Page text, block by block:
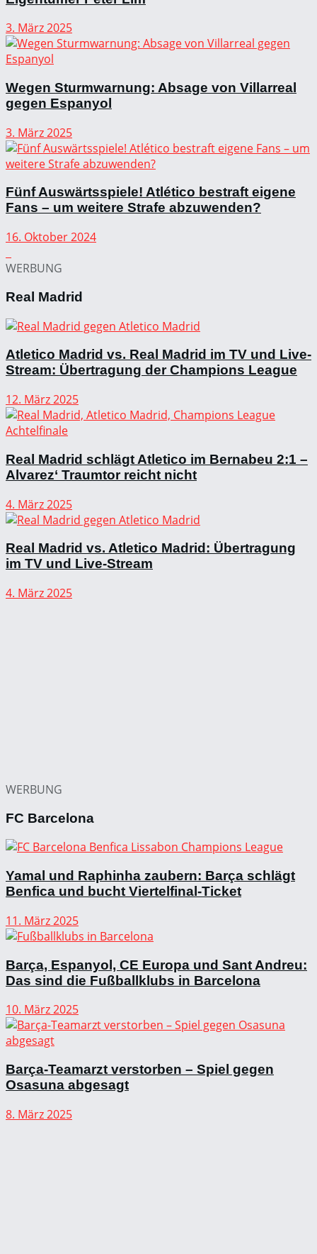
3. März 2025
Wegen Sturmwarnung: Absage von Villarreal
gegen Espanyol
3. März 2025
Fünf Auswärtsspiele! Atlético bestraft eigene
Fans – um weitere Strafe abzuwenden?
16. Oktober 2024
WERBUNG
Real Madrid
Atletico Madrid vs. Real Madrid im TV und Live-
Stream: Übertragung der Champions League
12. März 2025
Real Madrid schlägt Atletico im Bernabeu 2:1 –
Alvarez‘ Traumtor reicht nicht
4. März 2025
Real Madrid vs. Atletico Madrid: Übertragung
im TV und Live-Stream
4. März 2025
WERBUNG
FC Barcelona
Yamal und Raphinha zaubern: Barça schlägt
Benfica und bucht Viertelfinal-Ticket
11. März 2025
Barça, Espanyol, CE Europa und Sant Andreu:
Das sind die Fußballklubs in Barcelona
10. März 2025
Barça-Teamarzt verstorben – Spiel gegen
Osasuna abgesagt
8. März 2025